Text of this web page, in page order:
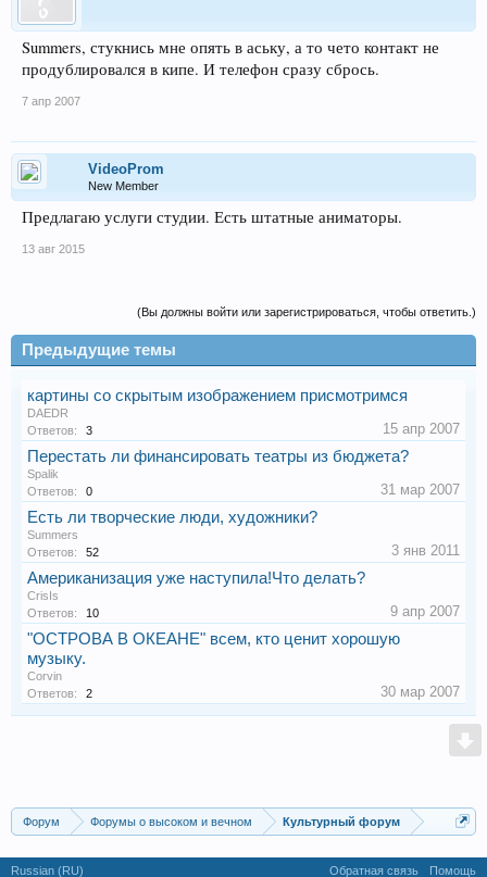
Summers, стукнись мне опять в аську, а то чето контакт не
продублировался в кипе. И телефон сразу сбрось.
7 апр 2007
VideoProm
New Member
Предлагаю услуги студии. Есть штатные аниматоры.
13 авг 2015
(Вы должны войти или зарегистрироваться, чтобы ответить.)
Предыдущие темы
картины со скрытым изображением присмотримся
DAEDR
Ответов:
3 15 апр 2007
Перестать ли финансировать театры из бюджета?
Spalik
Ответов:
0 31 мар 2007
Есть ли творческие люди, художники?
Summers
Ответов:
52 3 янв 2011
Американизация уже наступила!Что делать?
CrisIs
Ответов:
10 9 апр 2007
"ОСТРОВА В ОКЕАНЕ" всем, кто ценит хорошую
музыку.
Corvin
Ответов:
2 30 мар 2007
Форум Форумы о высоком и вечном Культурный форум
Russian (RU) Обратная связь Помощь